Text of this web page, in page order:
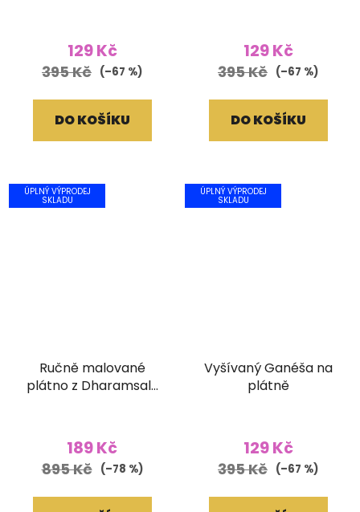
129 Kč
395 Kč (–67 %)
DO KOŠÍKU
129 Kč
395 Kč (–67 %)
DO KOŠÍKU
ÚPLNÝ VÝPRODEJ
SKLADU
Ručně malované
plátno z Dharamsaly
189 Kč
895 Kč (–78 %)
ÚPLNÝ VÝPRODEJ
SKLADU
Vyšívaný Ganéša na
plátně
129 Kč
395 Kč (–67 %)